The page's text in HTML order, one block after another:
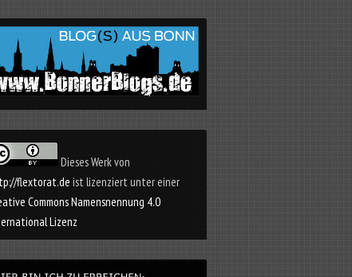
Dieses Werk von
flextorat.de ist lizenziert unter einer
Commons Namensnennung 4.0
Lizenz